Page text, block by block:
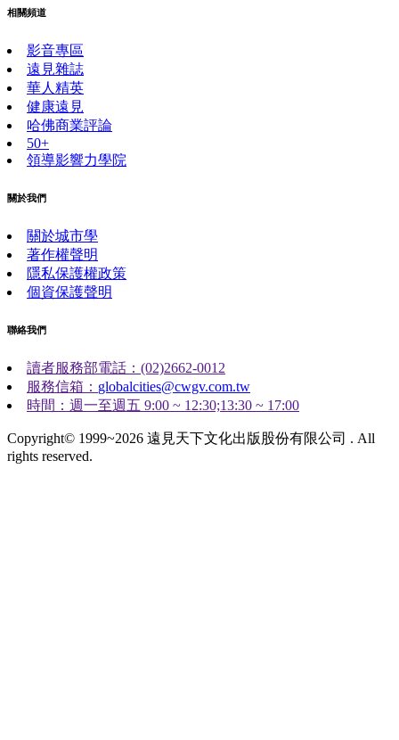
相關頻道
影音專區
遠見雜誌
華人精英
健康遠見
哈佛商業評論
50+
領導影響力學院
關於我們
關於城市學
著作權聲明
隱私保護權政策
個資保護聲明
聯絡我們
讀者服務部電話：(02)2662-0012
服務信箱： globalcities@cwgv.com.tw
時間：週一至週五 9:00 ~ 12:30;13:30 ~ 17:00
Copyright© 1999~2026 遠見天下文化出版股份有限公司 . All
rights reserved.